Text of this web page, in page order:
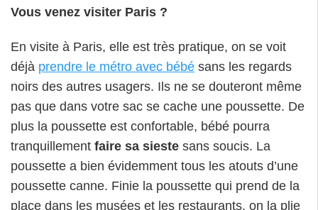
Vous venez visiter Paris ?
En visite à Paris, elle est très pratique, on se voit
déjà prendre le métro avec bébé sans les regards
noirs des autres usagers. Ils ne se douteront même
pas que dans votre sac se cache une poussette. De
plus la poussette est confortable, bébé pourra
tranquillement faire sa sieste sans soucis. La
poussette a bien évidemment tous les atouts d’une
poussette canne. Finie la poussette qui prend de la
place dans les musées et les restaurants, on la plie